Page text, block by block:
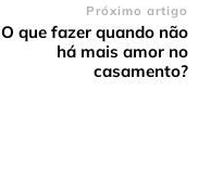
Próximo artigo
O que fazer quando não
há mais amor no
casamento?